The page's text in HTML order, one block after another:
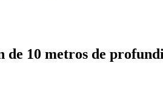
de 10 metros de